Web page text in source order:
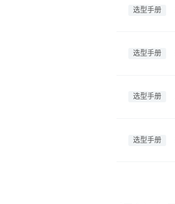
选型手册
选型手册
选型手册
选型手册